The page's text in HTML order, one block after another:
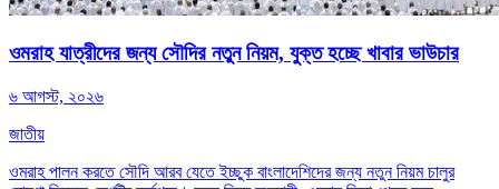
ওমরাহ যাত্রীদের জন্য সৌদির নতুন নিয়ম, যুক্ত হচ্ছে খাবার ভাউচার
৬ আগস্ট, ২০২৬
জাতীয়
ওমরাহ পালন করতে সৌদি আরব যেতে ইচ্ছুক বাংলাদেশিদের জন্য নতুন নিয়ম চালুর